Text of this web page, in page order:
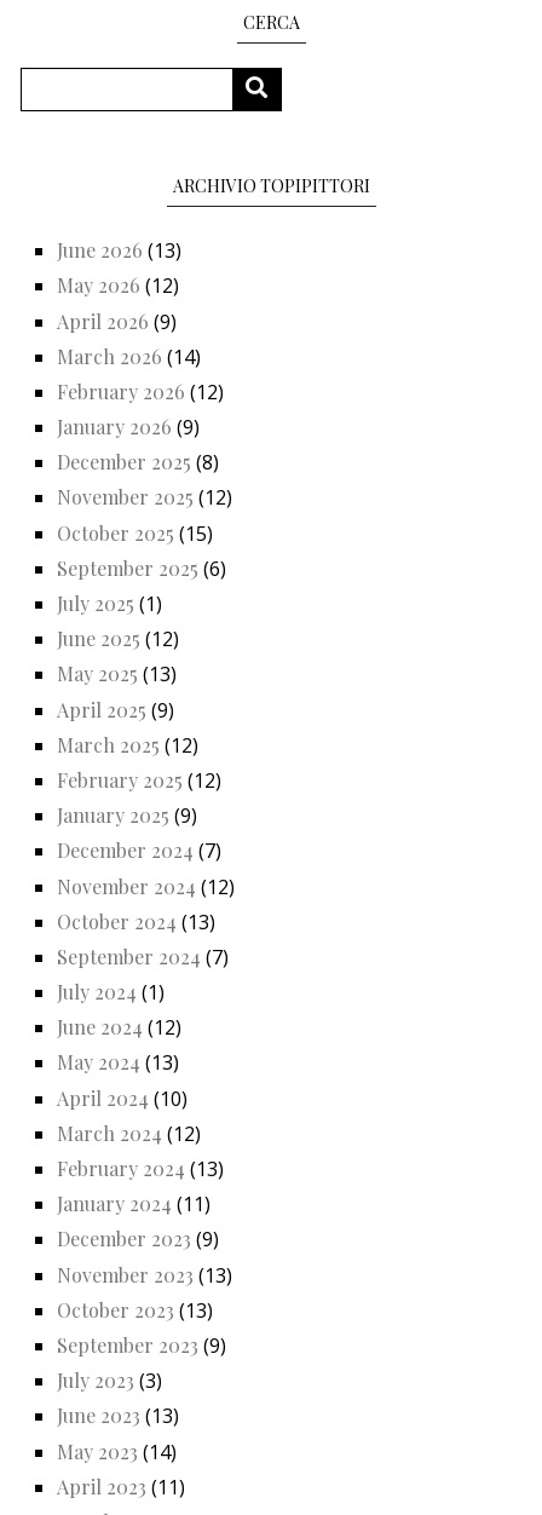
CERCA
SEARCH
ARCHIVIO TOPIPITTORI
June 2026 (13)
May 2026 (12)
April 2026 (9)
March 2026 (14)
February 2026 (12)
January 2026 (9)
December 2025 (8)
November 2025 (12)
October 2025 (15)
September 2025 (6)
July 2025 (1)
June 2025 (12)
May 2025 (13)
April 2025 (9)
March 2025 (12)
February 2025 (12)
January 2025 (9)
December 2024 (7)
November 2024 (12)
October 2024 (13)
September 2024 (7)
July 2024 (1)
June 2024 (12)
May 2024 (13)
April 2024 (10)
March 2024 (12)
February 2024 (13)
January 2024 (11)
December 2023 (9)
November 2023 (13)
October 2023 (13)
September 2023 (9)
July 2023 (3)
June 2023 (13)
May 2023 (14)
April 2023 (11)